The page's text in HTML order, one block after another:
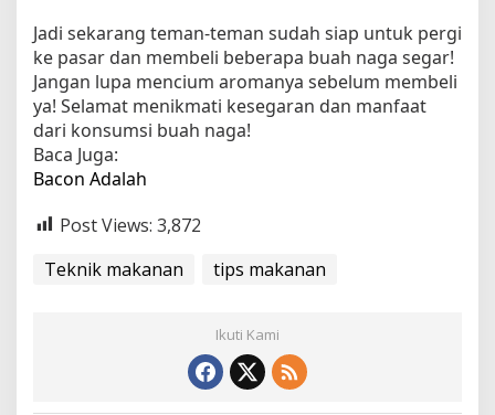
Jadi sekarang teman-teman sudah siap untuk pergi
ke pasar dan membeli beberapa buah naga segar!
Jangan lupa mencium aromanya sebelum membeli
ya! Selamat menikmati kesegaran dan manfaat
dari konsumsi buah naga!
Baca Juga:
Bacon Adalah
Post Views: 3,872
Teknik makanan
tips makanan
Ikuti Kami